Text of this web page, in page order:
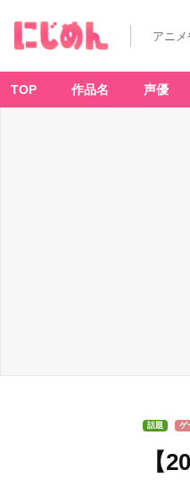
アニ
TOP 作品名 声優
話題 ゲ
【